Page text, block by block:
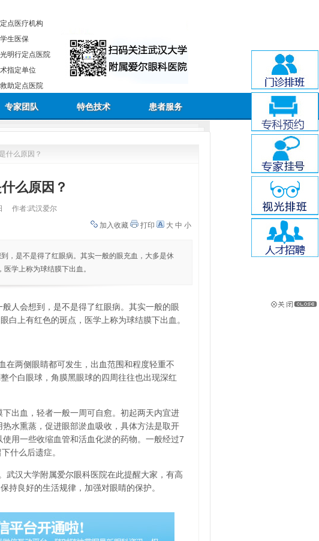
点医疗机构
生医保
明行定点医院
指定单位
助定点医院
专家团队 特色技术 患者服务
什么原因？
么原因？
作者:武汉爱尔
加入收藏
打印 大 中 小
，是不是得了红眼病。其实一般的眼充血，大多是休
学上称为球结膜下出血。
人会想到，是不是得了红眼病。其实一般的眼
白上有红色的斑点，医学上称为球结膜下出血。
在两侧眼睛都可发生，出血范围和程度轻重不
个白眼球，角膜黑眼球的四周往往也出现深红
出血，轻者一般一周可自愈。初起两天内宜进
水熏蒸，促进眼部淤血吸收，具体方法是取开
用一些收缩血管和活血化淤的药物。一般经过7
什么后遗症。
武汉大学附属爱尔眼科医院在此提醒大家，有高
持良好的生活规律，加强对眼睛的保护。